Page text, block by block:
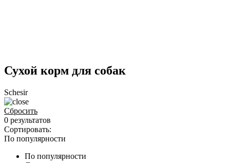
Сухой корм для собак
Schesir
Сбросить
0 результатов
Сортировать:
По популярности
По популярности